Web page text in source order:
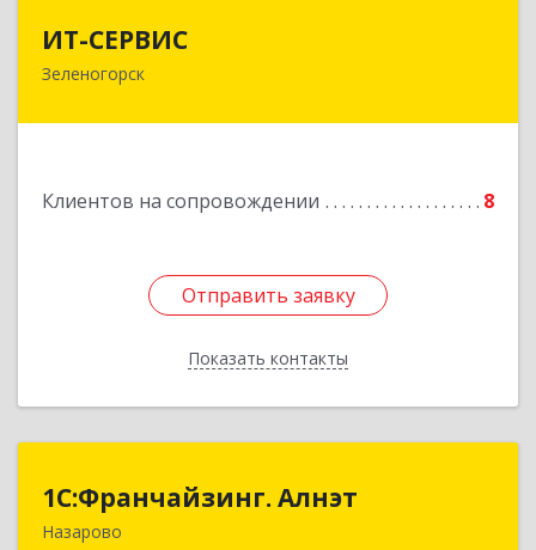
ИТ-СЕРВИС
Зеленогорск
Клиентов на сопровождении 8
Отправить заявку
Показать контакты
663690, Красноярский край, Зеленогорск г,
Отправить заявку
Назад
1С:Франчайзинг. Алнэт
Назарово
1С:Франчайзинг. Алнэт
662200, Красноярский край, Назарово г,